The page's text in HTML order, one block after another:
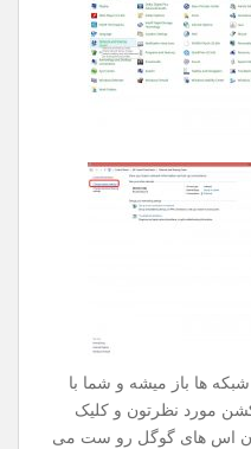
، کلا این مشکل زمانی
اینترنت شما دیر به دیر